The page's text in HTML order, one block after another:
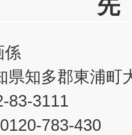
先
係
県知多郡東浦町
83-3111
783-430